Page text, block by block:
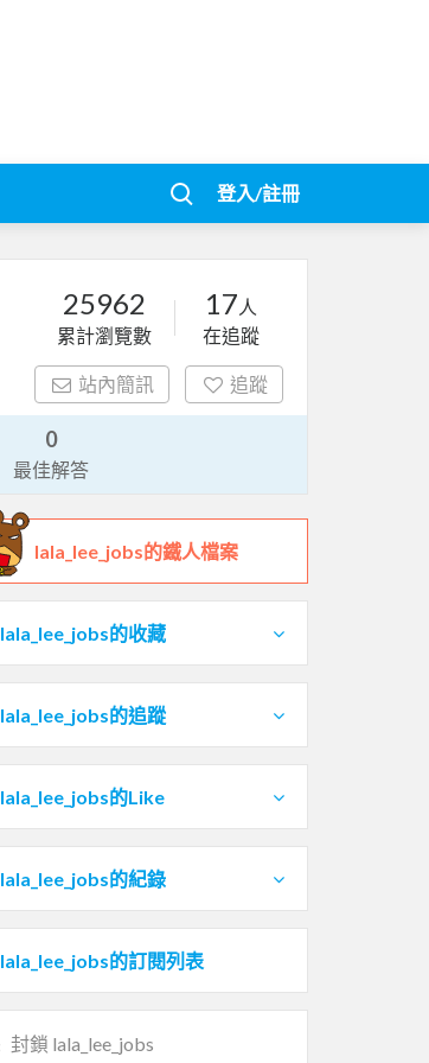
登入/註冊
25962
累計瀏覽數
17 人
在追蹤
站內簡訊 追蹤
0
最佳解答
lala_lee_jobs的鐵人檔案
lala_lee_jobs的收藏
lala_lee_jobs的追蹤
lala_lee_jobs的Like
lala_lee_jobs的紀錄
lala_lee_jobs的訂閱列表
封鎖 lala_lee_jobs